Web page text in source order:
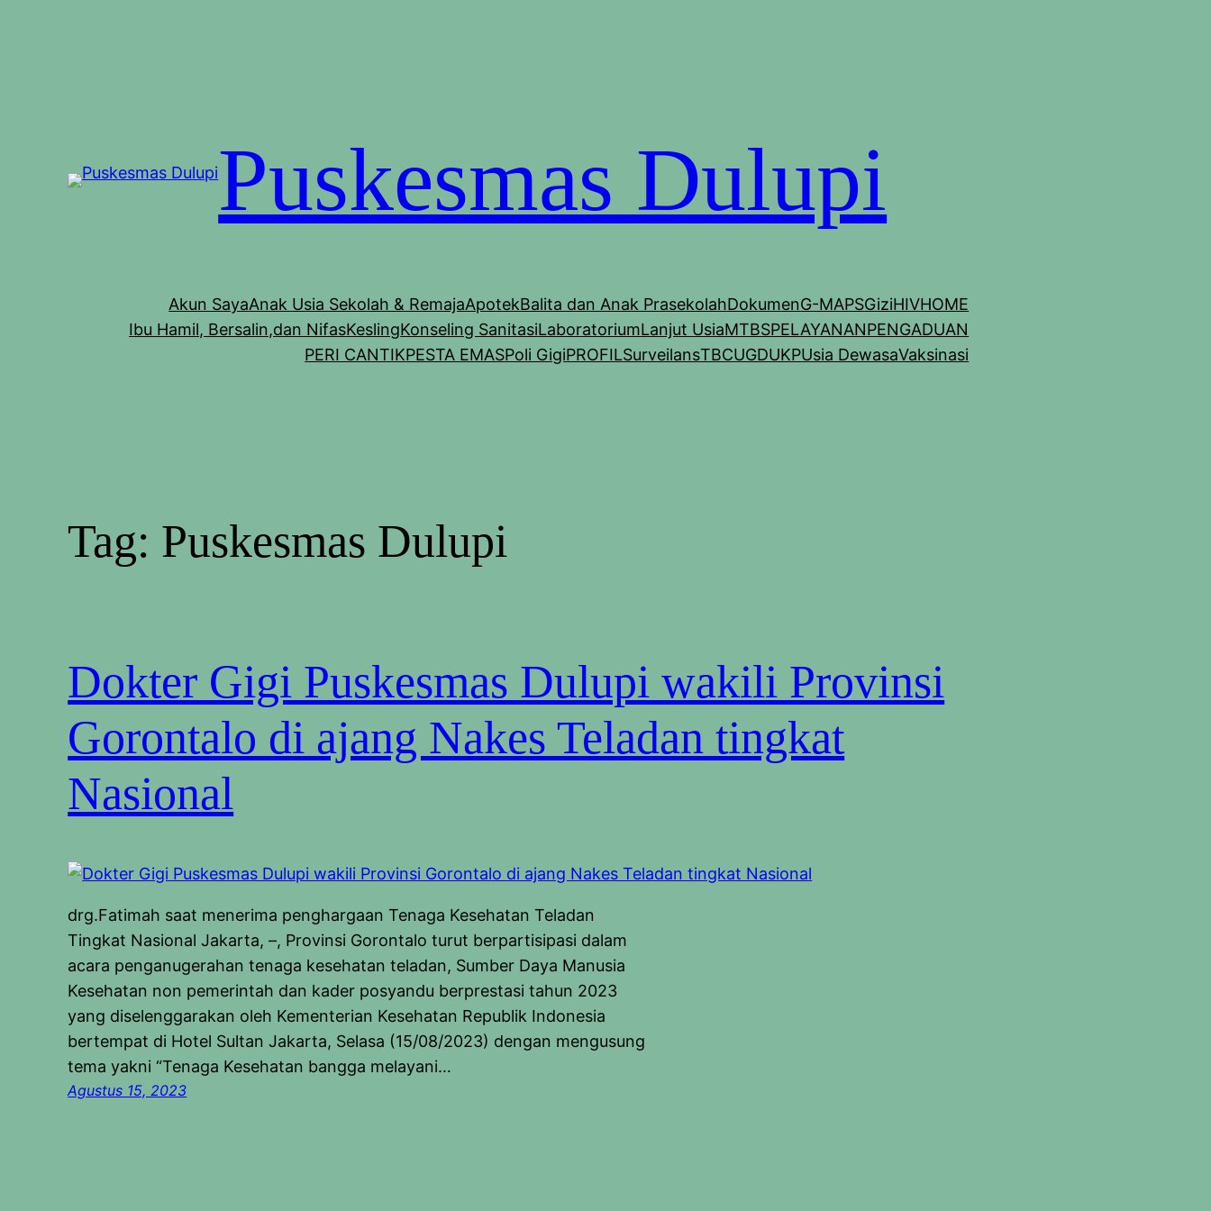
Puskesmas Dulupi
Akun SayaAnak Usia Sekolah & RemajaApotekBalita dan Anak PrasekolahDokumenG-MAPSGiziHIVHOME
Ibu Hamil, Bersalin,dan NifasKeslingKonseling SanitasiLaboratoriumLanjut UsiaMTBSPELAYANANPENGADUAN
PERI CANTIKPESTA EMASPoli GigiPROFILSurveilansTBCUGDUKPUsia DewasaVaksinasi
Tag: Puskesmas Dulupi
Dokter Gigi Puskesmas Dulupi wakili Provinsi
Gorontalo di ajang Nakes Teladan tingkat
Nasional
drg.Fatimah saat menerima penghargaan Tenaga Kesehatan Teladan
Tingkat Nasional Jakarta, –, Provinsi Gorontalo turut berpartisipasi dalam
acara penganugerahan tenaga kesehatan teladan, Sumber Daya Manusia
Kesehatan non pemerintah dan kader posyandu berprestasi tahun 2023
yang diselenggarakan oleh Kementerian Kesehatan Republik Indonesia
bertempat di Hotel Sultan Jakarta, Selasa (15/08/2023) dengan mengusung
tema yakni “Tenaga Kesehatan bangga melayani…
Agustus 15, 2023